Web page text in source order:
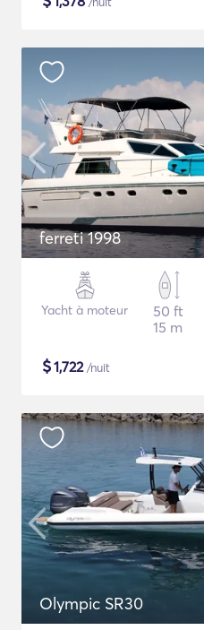
ferreti 1998
Yacht à moteur
50 ft
15 m
$1,722/nuit
Olympic SR30